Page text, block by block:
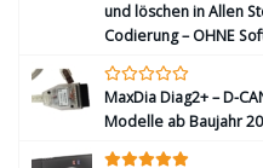
und löschen in Allen
Codierung – OHNE
MaxDia Diag2+ – D-
Modelle ab Baujahr